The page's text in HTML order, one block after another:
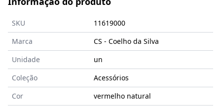
SKU
11619000
Marca
CS - Coelho da Silva
Unidade
un
Coleção
Acessórios
Cor
vermelho natural